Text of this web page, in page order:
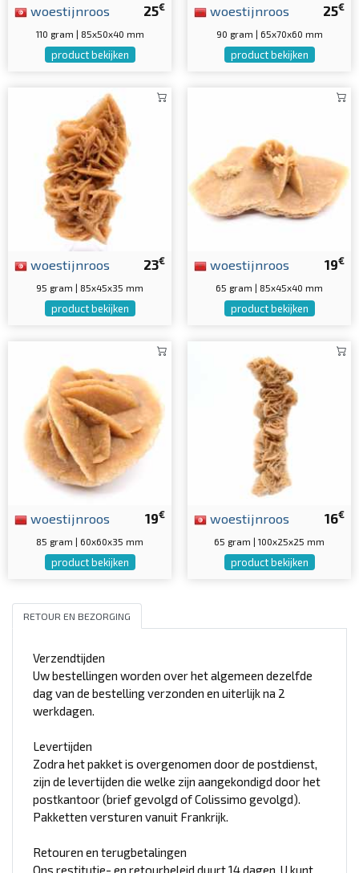
25€
woestijnroos
110 gram | 85x50x40 mm
product bekijken
25€
woestijnroos
90 gram | 65x70x60 mm
product bekijken
23€
woestijnroos
95 gram | 85x45x35 mm
product bekijken
19€
woestijnroos
65 gram | 85x45x40 mm
product bekijken
19€
woestijnroos
85 gram | 60x60x35 mm
product bekijken
16€
woestijnroos
65 gram | 100x25x25 mm
product bekijken
RETOUR EN BEZORGING
Verzendtijden
Uw bestellingen worden over het algemeen dezelfde
dag van de bestelling verzonden en uiterlijk na 2
werkdagen.
Levertijden
Zodra het pakket is overgenomen door de postdienst,
zijn de levertijden die welke zijn aangekondigd door het
postkantoor (brief gevolgd of Colissimo gevolgd).
Pakketten versturen vanuit Frankrijk.
Retouren en terugbetalingen
Ons restitutie- en retourbeleid duurt 14 dagen. U kunt